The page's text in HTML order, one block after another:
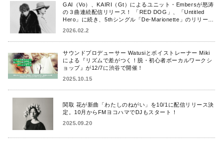
GAI（Vo）、KAIRI（Gt）によるユニット・Embersが怒涛
の３曲連続配信リリース！ 「RED DOG」、「Untitled
Hero」に続き、5thシングル「De-Marionette」のリリース
2026.02.2
サウンドプロデューサー Watusiとボイストレーナー Miki
による『リズムで差がつく！脱・初心者ボーカルワークシ
ョップ』が12/7に渋谷で開催！
2025.10.15
関取 花が新曲「わたしのねがい」を10/1に配信リリース決
定。10月からFMヨコハマでDJもスタート！
2025.09.20